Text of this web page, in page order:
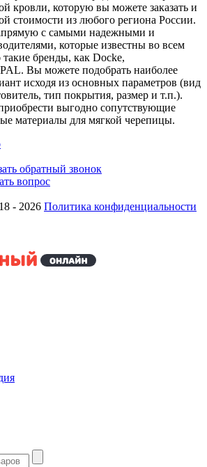
кровли, которую вы можете заказать и
стоимости из любого региона России.
с самыми надежными и
которые известны во всем
бренды, как Docke,
Вы можете подобрать наиболее
исходя из основных параметров (вид
тип покрытия, размер и т.п.).
выгодно сопутствующие
материалы для мягкой черепицы.
обратный звонок
вопрос
- 2026 Политика конфиденциальности